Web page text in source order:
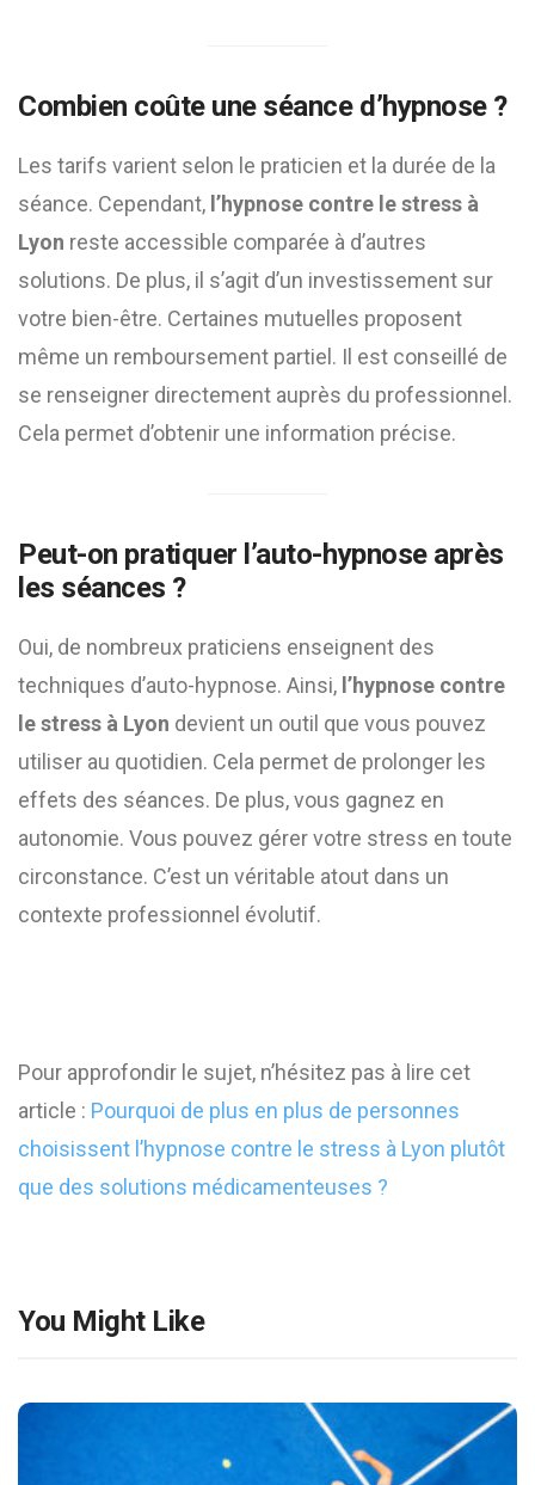
Combien coûte une séance d’hypnose ?
Les tarifs varient selon le praticien et la durée de la
séance. Cependant, l’hypnose contre le stress à
Lyon reste accessible comparée à d’autres
solutions. De plus, il s’agit d’un investissement sur
votre bien-être. Certaines mutuelles proposent
même un remboursement partiel. Il est conseillé de
se renseigner directement auprès du professionnel.
Cela permet d’obtenir une information précise.
Peut-on pratiquer l’auto-hypnose après
les séances ?
Oui, de nombreux praticiens enseignent des
techniques d’auto-hypnose. Ainsi, l’hypnose contre
le stress à Lyon devient un outil que vous pouvez
utiliser au quotidien. Cela permet de prolonger les
effets des séances. De plus, vous gagnez en
autonomie. Vous pouvez gérer votre stress en toute
circonstance. C’est un véritable atout dans un
contexte professionnel évolutif.
Pour approfondir le sujet, n’hésitez pas à lire cet
article : Pourquoi de plus en plus de personnes
choisissent l’hypnose contre le stress à Lyon plutôt
que des solutions médicamenteuses ?
You Might Like